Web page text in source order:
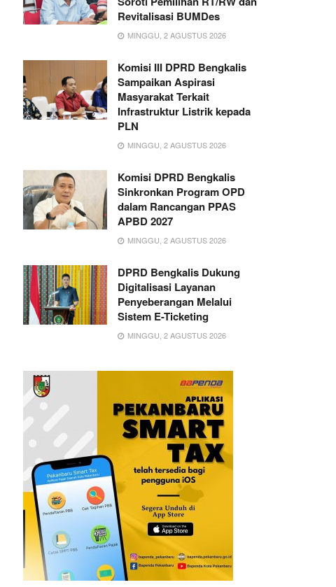
Revitalisasi BUMDes
MINGGU, 2 AGUSTUS 2026
Komisi III DPRD Bengkalis
Sampaikan Aspirasi
Masyarakat Terkait
Infrastruktur Listrik kepada
PLN
MINGGU, 2 AGUSTUS 2026
Komisi DPRD Bengkalis
Sinkronkan Program OPD
dalam Rancangan PPAS
APBD 2027
MINGGU, 2 AGUSTUS 2026
DPRD Bengkalis Dukung
Digitalisasi Layanan
Penyeberangan Melalui
Sistem E-Ticketing
MINGGU, 2 AGUSTUS 2026